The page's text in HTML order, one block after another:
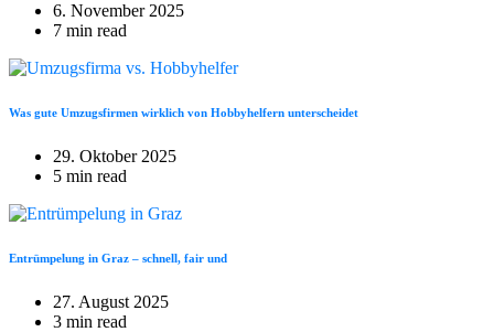
6. November 2025
7 min read
Was gute Umzugsfirmen wirklich von Hobbyhelfern unterscheidet
29. Oktober 2025
5 min read
Entrümpelung in Graz – schnell, fair und
27. August 2025
3 min read